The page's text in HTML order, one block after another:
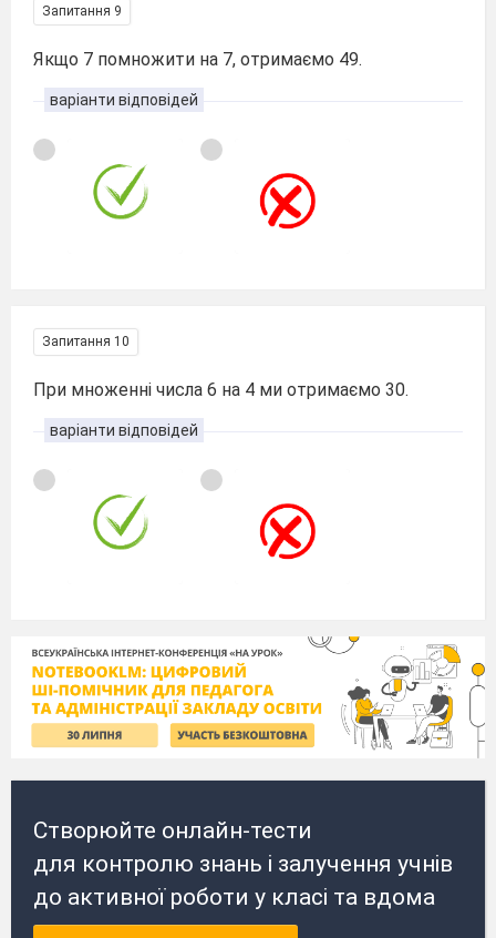
Запитання 9
Якщо 7 помножити на 7, отримаємо 49.
варіанти відповідей
Запитання 10
При множенні числа 6 на 4 ми отримаємо 30.
варіанти відповідей
Створюйте онлайн-тести
для контролю знань і залучення учнів
до активної роботи у класі та вдома